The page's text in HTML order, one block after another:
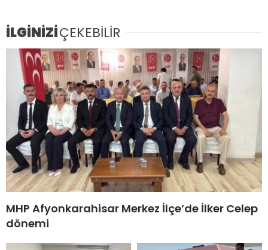
İLGİNİZİÇEKEBİLİR
MHP Afyonkarahisar Merkez İlçe’de İlker Celep
dönemi